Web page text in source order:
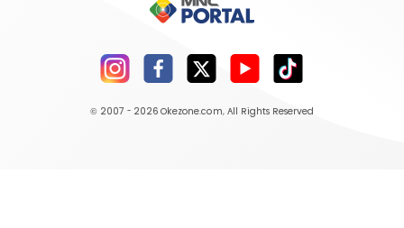
© 2007 - 2026 Okezone.com, All Rights Reserved